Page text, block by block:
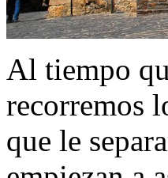
Al tiempo
recorremos
que le